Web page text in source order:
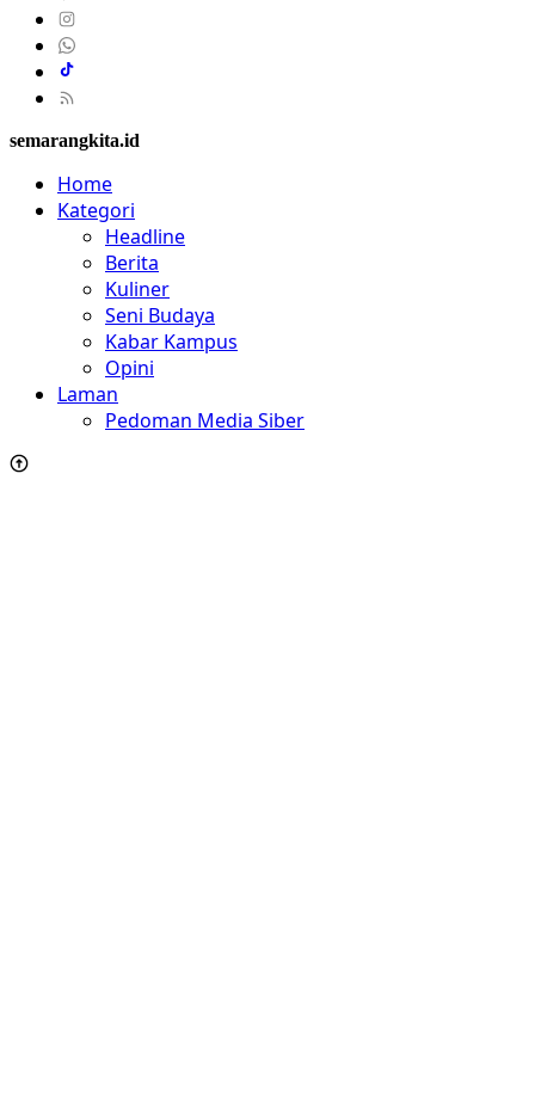
semarangkita.id
Home
Kategori
Headline
Berita
Kuliner
Seni Budaya
Kabar Kampus
Opini
Laman
Pedoman Media Siber